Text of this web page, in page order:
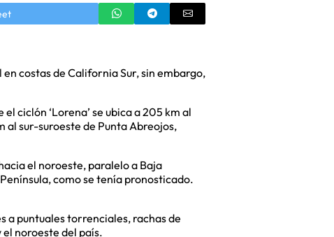
costas de California Sur, sin embargo,
ciclón ‘Lorena’ se ubica a 205 km al
al sur-suroeste de Punta Abreojos,
el noroeste, paralelo a Baja
como se tenía pronosticado.
a puntuales torrenciales, rachas de
noroeste del país.